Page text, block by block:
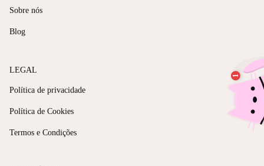
Sobre nós
Blog
LEGAL
Política de privacidade
Política de Cookies
Termos e Condições